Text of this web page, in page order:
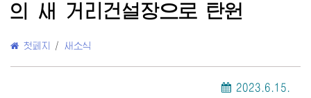
의 새 거리건설장으로 탄원
첫페지 / 새소식
2023.6.15.